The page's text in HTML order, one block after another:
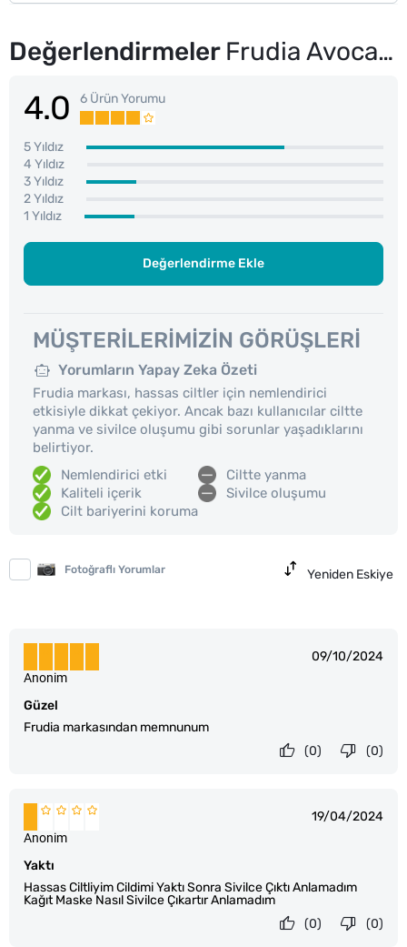
Değerlendirmeler Frudia Avocado Relief Yüz Maskesi 1 Adet
4.0 6 Ürün Yorumu
5 Yıldız
4 Yıldız
3 Yıldız
2 Yıldız
1 Yıldız
Değerlendirme Ekle
MÜŞTERILERIMIZIN GÖRÜŞLERI
Yorumların Yapay Zeka Özeti
Frudia markası, hassas ciltler için nemlendirici
etkisiyle dikkat çekiyor. Ancak bazı kullanıcılar ciltte
yanma ve sivilce oluşumu gibi sorunlar yaşadıklarını
belirtiyor.
Nemlendirici etki
Kaliteli içerik
Cilt bariyerini koruma
Ciltte yanma
Sivilce oluşumu
Fotoğraflı Yorumlar Yeniden Eskiye
09/10/2024
Güzel
Frudia markasından memnunum
Anonim
(0)
(0)
19/04/2024
Yaktı
Hassas Ciltliyim Cildimi Yaktı Sonra Sivilce Çıktı Anlamadım
Kağıt Maske Nasıl Sivilce Çıkartır Anlamadım
Anonim
(0)
(0)